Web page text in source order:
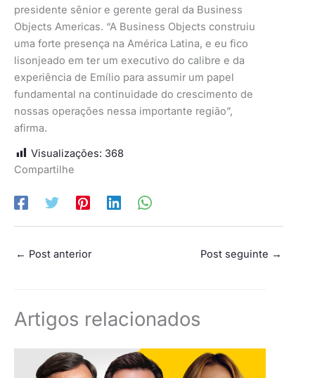
presidente sênior e gerente geral da Business
Objects Americas. “A Business Objects construiu
uma forte presença na América Latina, e eu fico
lisonjeado em ter um executivo do calibre e da
experiência de Emílio para assumir um papel
fundamental na continuidade do crescimento de
nossas operações nessa importante região”,
afirma.
Visualizações: 368
Compartilhe
← Post anterior Post seguinte →
Artigos relacionados